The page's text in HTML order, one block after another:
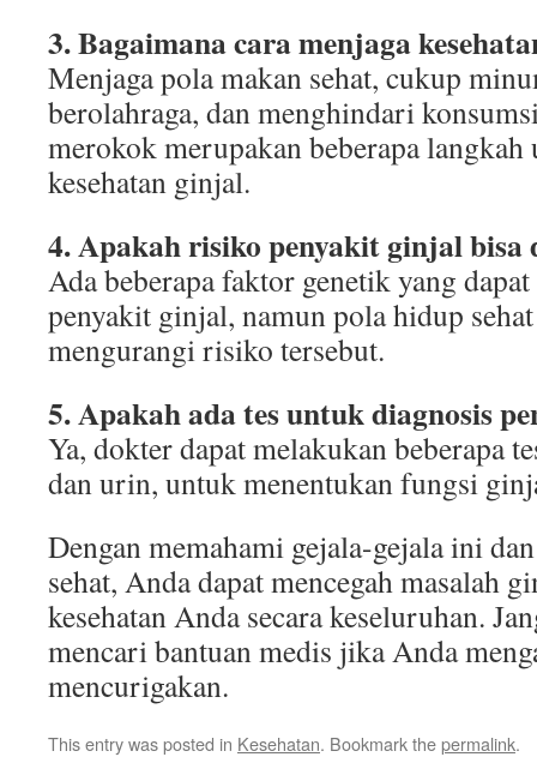
3. Bagaimana cara menjaga
Menjaga pola makan sehat, cukup
berolahraga, dan menghindari
merokok merupakan beberapa langkah
kesehatan ginjal.
4. Apakah risiko penyakit ginjal
Ada beberapa faktor genetik yang
penyakit ginjal, namun pola hidup
mengurangi risiko tersebut.
5. Apakah ada tes untuk diagnosis
Ya, dokter dapat melakukan beberapa
dan urin, untuk menentukan fungsi
Dengan memahami gejala-gejala ini
sehat, Anda dapat mencegah masalah
kesehatan Anda secara keseluruhan.
mencari bantuan medis jika Anda
mencurigakan.
This entry was posted in Kesehatan. Bookmark thepermalink.